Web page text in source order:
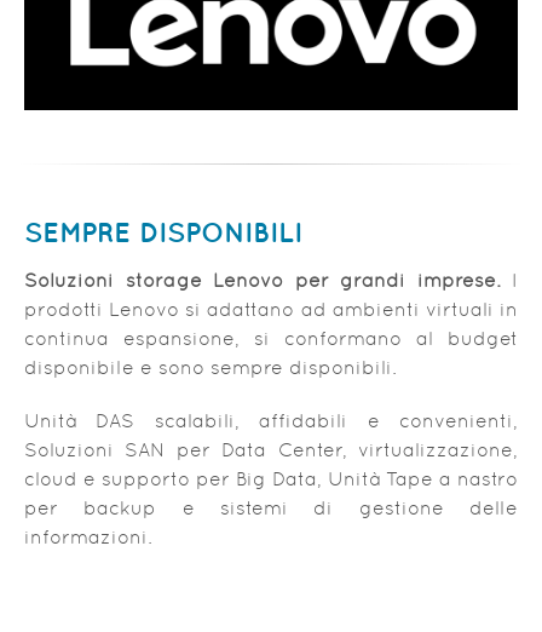
SEMPRE DISPONIBILI
Soluzioni storage Lenovo per grandi imprese.I
prodotti Lenovo si adattano ad ambienti virtuali in
continua espansione, si conformano al budget
disponibile e sono sempre disponibili.
Unità DAS scalabili, affidabili e convenienti,
Soluzioni SAN per Data Center, virtualizzazione,
cloud e supporto per Big Data, Unità Tape a nastro
per backup e sistemi di gestione delle
informazioni.